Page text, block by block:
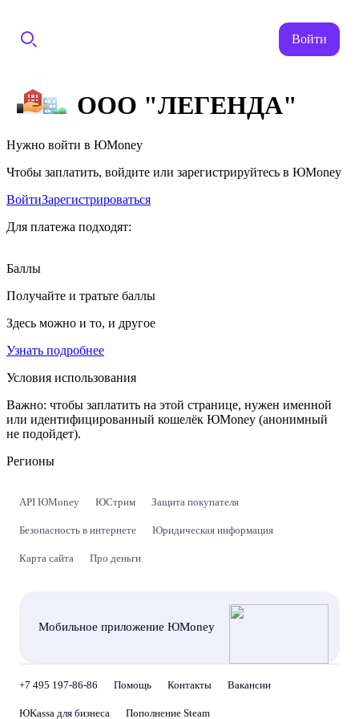
Войти
ООО "ЛЕГЕНДА"
Нужно войти в ЮMoney
Чтобы заплатить, войдите или зарегистрируйтесь в ЮMoney
ВойтиЗарегистрироваться
Для платежа подходят:
Баллы
Получайте и тратьте баллы
Здесь можно и то, и другое
Узнать подробнее
Условия использования
Важно: чтобы заплатить на этой странице, нужен именной
или идентифицированный кошелёк ЮMoney (анонимный
не подойдет).
Регионы
API ЮMoney ЮСтрим Защита покупателя
Безопасность в интернете Юридическая информация
Карта сайта Про деньги
Мобильное приложение ЮMoney
+7 495 197-86-86 Помощь Контакты Вакансии
ЮKassa для бизнеса Пополнение Steam